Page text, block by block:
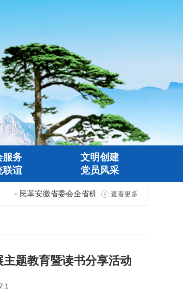
服务
文明创建
联谊 党员风采
民革安徽省委会全省机关事务工作先进个人推荐对
查看更多
题教育暨读书分享活动